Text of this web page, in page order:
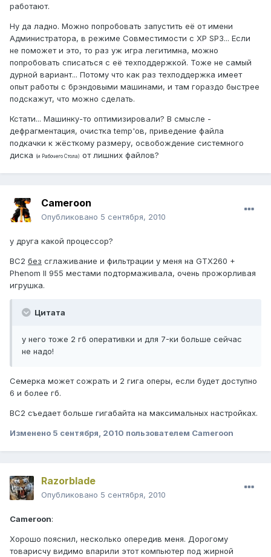
работают.
Ну да ладно. Можно попробовать запустить её от имени
Администратора, в режиме Совместимости с ХР SP3... Если
не поможет и это, то раз уж игра легитимна, можно
попробовать списаться с её техподдержкой. Тоже не самый
дурной вариант... Потому что как раз техподдержка имеет
опыт работы с брэндовыми машинами, и там гораздо быстрее
подскажут, что можно сделать.
Кстати... Машинку-то оптимизировали? В смысле -
дефрагментация, очистка temp'ов, приведение файла
подкачки к жёсткому размеру, освобождение системного
диска (и Рабочего Стола) от лишних файлов?
Cameroon
Опубликовано 5 сентября, 2010
у друга какой процессор?
BC2 без сглаживание и фильтрации у меня на GTX260 +
Phenom II 955 местами подтормаживала, очень прожорливая
игрушка.
Цитата
у него тоже 2 гб оперативки и для 7-ки больше сейчас
не надо!
Семерка может сожрать и 2 гига оперы, если будет доступно
6 и более гб.
BC2 съедает больше гигабайта на максимальных настройках.
Изменено 5 сентября, 2010 пользователем Cameroon
Razorblade
Опубликовано 5 сентября, 2010
Cameroon:
Хорошо пояснил, несколько опередив меня. Дорогому
товарисчу видимо впарили этот компьютер под жирной